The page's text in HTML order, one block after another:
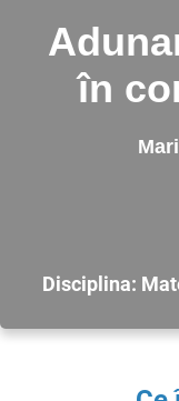
în
Disciplina: